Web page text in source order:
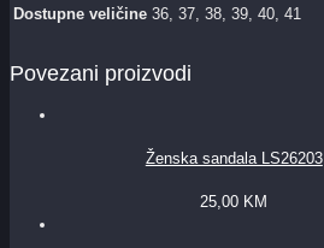
Dostupne veličine 36, 37, 38, 39, 40, 41
Povezani proizvodi
Ženska sandala LS26203
25,00 KM